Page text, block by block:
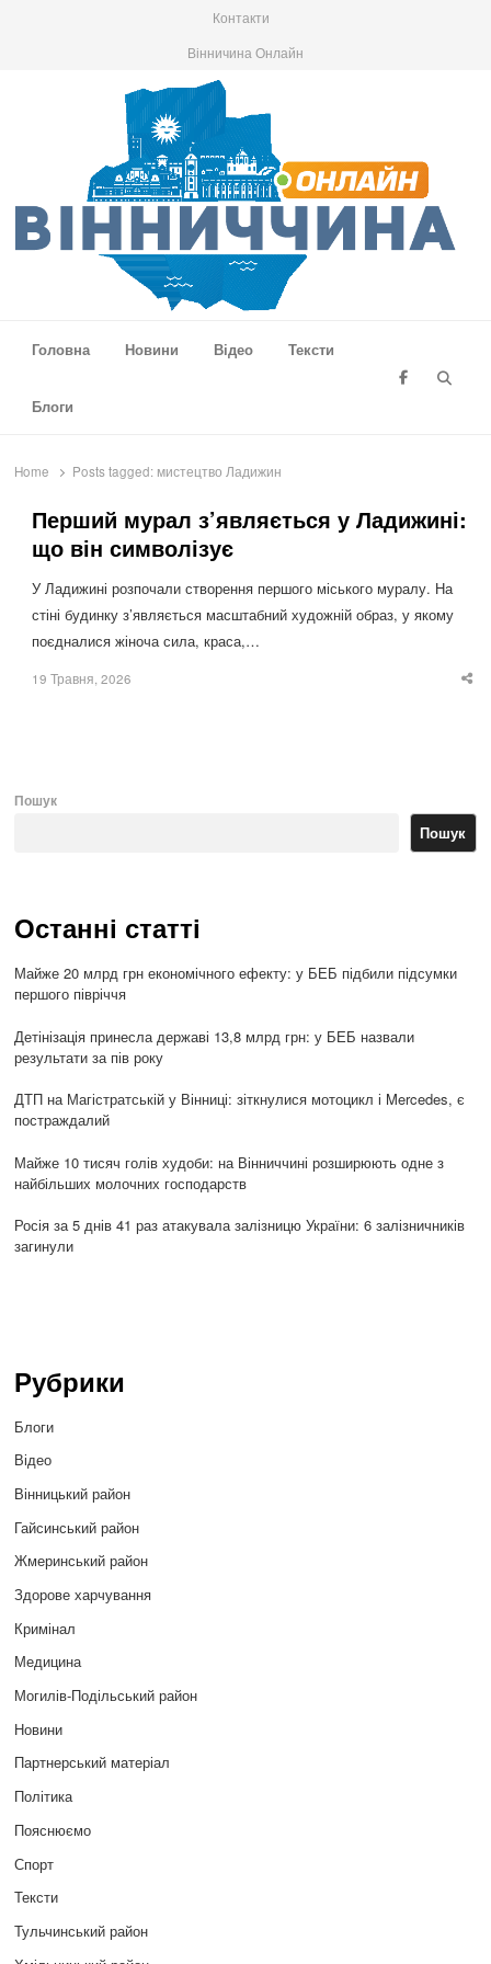
Контакти
Вінничина Онлайн
Головна
Новини Відео Тексти
Блоги
Home Posts tagged: мистецтво Ладижин
Перший мурал з’являється у Ладижині:
що він символізує
У Ладижині розпочали створення першого міського муралу. На
стіні будинку з’являється масштабний художній образ, у якому
поєдналися жіноча сила, краса,…
19 Травня, 2026
Пошук
Пошук
Останні статті
Майже 20 млрд грн економічного ефекту: у БЕБ підбили підсумки
першого півріччя
Детінізація принесла державі 13,8 млрд грн: у БЕБ назвали
результати за пів року
ДТП на Магістратській у Вінниці: зіткнулися мотоцикл і Mercedes, є
постраждалий
Майже 10 тисяч голів худоби: на Вінниччині розширюють одне з
найбільших молочних господарств
Росія за 5 днів 41 раз атакувала залізницю України: 6 залізничників
загинули
Рубрики
Блоги
Відео
Вінницький район
Гайсинський район
Жмеринський район
Здорове харчування
Кримінал
Медицина
Могилів-Подільський район
Новини
Партнерський матеріал
Політика
Пояснюємо
Спорт
Тексти
Тульчинський район